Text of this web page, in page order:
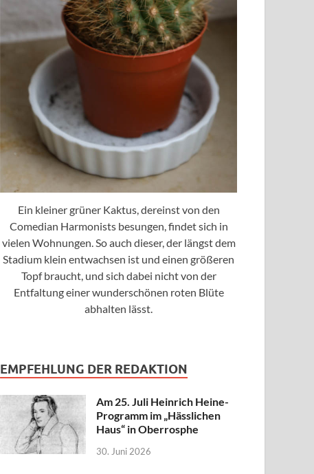
Ein kleiner grüner Kaktus, dereinst von den
Comedian Harmonists besungen, findet sich in
vielen Wohnungen. So auch dieser, der längst dem
Stadium klein entwachsen ist und einen größeren
Topf braucht, und sich dabei nicht von der
Entfaltung einer wunderschönen roten Blüte
abhalten lässt.
EMPFEHLUNG DER REDAKTION
Am 25. Juli Heinrich Heine-
Programm im „Hässlichen
Haus“ in Oberrosphe
30. Juni 2026